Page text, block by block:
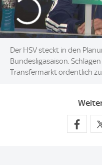
Der HSV steckt in den
Bundesligasaison.
Transfermarkt ordentlich